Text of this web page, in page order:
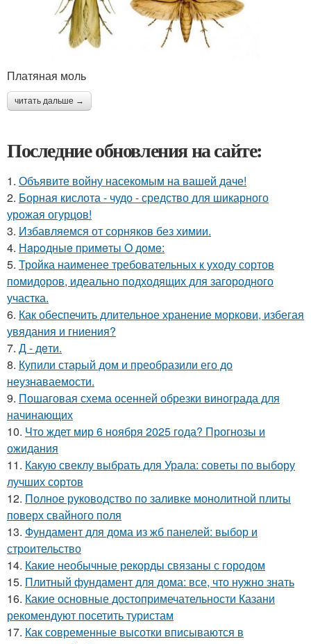
Платяная моль
читать дальше →
Последние обновления на сайте:
1. Объявите войну насекомым на вашей даче!
2. Борная кислота - чудо - средство для шикарного
урожая огурцов!
3. Избавляемся от сорняков без химии.
4. Нapoдныe пpимeты O дoмe:
5. Тройка наименее требовательных к уходу сортов
помидоров, идеально подходящих для загородного
участка.
6. Как обеспечить длительное хранение моркови, избегая
увядания и гниения?
7. Д - дeти.
8. Купили старый дом и преобразили его до
неузнаваемости.
9. Пошаговая схема осенней обрезки винограда для
начинающих
10. Что ждет мир 6 ноября 2025 года? Прогнозы и
ожидания
11. Какую свеклу выбрать для Урала: советы по выбору
лучших сортов
12. Полное руководство по заливке монолитной плиты
поверх свайного поля
13. Фундамент для дома из жб панелей: выбор и
строительство
14. Какие необычные рекорды связаны с городом
15. Плитный фундамент для дома: все, что нужно знать
16. Какие основные достопримечательности Казани
рекомендуют посетить туристам
17. Как современные высотки вписываются в